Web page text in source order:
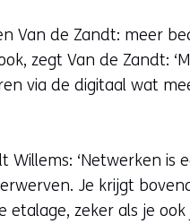
Van de Zandt: meer
zegt Van de Zandt:
via de digitaal wat
‘Netwerken is
Je krijgt
zeker als je